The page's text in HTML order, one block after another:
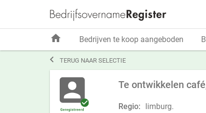
 TERUG NAAR SELECTIE
Te ontwikkelen
Regio: limburg.
home Bedrijven te koop aangeboden